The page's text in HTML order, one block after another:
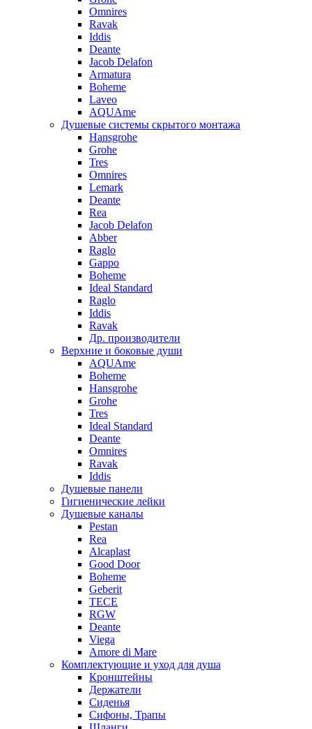
Omnires
Ravak
Iddis
Deante
Jacob Delafon
Armatura
Boheme
Laveo
AQUAme
Душевые системы скрытого монтажа
Hansgrohe
Grohe
Tres
Omnires
Lemark
Deante
Rea
Jacob Delafon
Abber
Raglo
Gappo
Boheme
Ideal Standard
Raglo
Iddis
Ravak
Др. производители
Верхние и боковые души
AQUAme
Boheme
Hansgrohe
Grohe
Tres
Ideal Standard
Deante
Omnires
Ravak
Iddis
Душевые панели
Гигиенические лейки
Душевые каналы
Pestan
Rea
Alcaplast
Good Door
Boheme
Geberit
TECE
RGW
Deante
Viega
Amore di Mare
Комплектующие и уход для душа
Кронштейны
Держатели
Сиденья
Сифоны, Трапы